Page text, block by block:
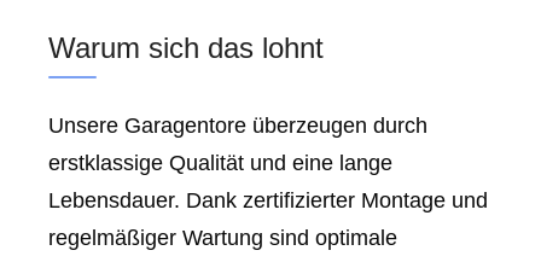
Warum sich das lohnt
Unsere Garagentore überzeugen durch
erstklassige Qualität und eine lange
Lebensdauer. Dank zertifizierter Montage und
regelmäßiger Wartung sind optimale